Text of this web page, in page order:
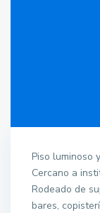
Piso luminoso
Cercano a
Rodeado de
bares,